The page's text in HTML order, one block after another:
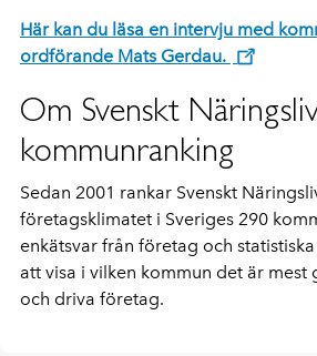
Här kan du läsa en intervju med
ordförande Mats Gerdau.
Om Svenskt
kommunranking
Sedan 2001 rankar Svenskt
företagsklimatet i Sveriges 290
enkätsvar från företag och
att visa i vilken kommun det är mest
och driva företag.